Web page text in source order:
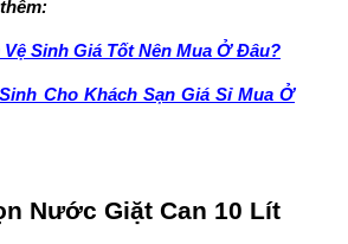
Sinh Giá Tốt Nên Mua Ở Đâu?
Cho Khách Sạn Giá Sỉ Mua Ở
Nước Giặt Can 10 Lít